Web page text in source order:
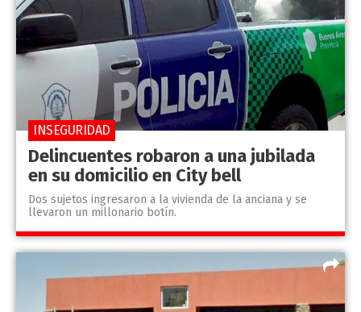
Delincuentes robaron a una jubilada
en su domicilio en City bell
Dos sujetos ingresaron a la vivienda de la anciana y se
llevaron un millonario botín.
INSEGURIDAD